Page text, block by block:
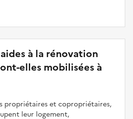
à la rénovation
elles mobilisées à
propriétaires et copropriétaires,
leur logement,